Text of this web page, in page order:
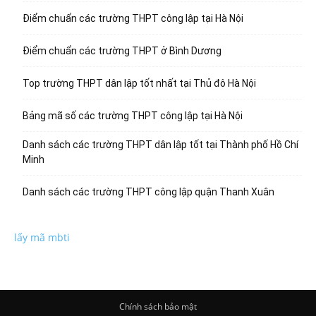
Điểm chuẩn các trường THPT công lập tại Hà Nội
Điểm chuẩn các trường THPT ở Bình Dương
Top trường THPT dân lập tốt nhất tại Thủ đô Hà Nội
Bảng mã số các trường THPT công lập tại Hà Nội
Danh sách các trường THPT dân lập tốt tại Thành phố Hồ Chí
Minh
Danh sách các trường THPT công lập quận Thanh Xuân
lấy mã mbti
Chính sách bảo mật